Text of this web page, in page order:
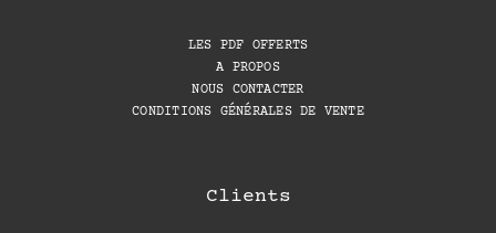
LES PDF OFFERTS
A PROPOS
NOUS CONTACTER
CONDITIONS GÉNÉRALES DE VENTE
Clients